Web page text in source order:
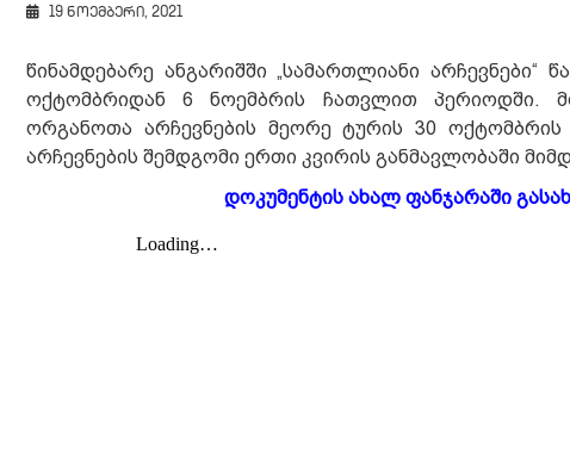
19 ნოემბერი, 2021
წინამდებარე ანგარიშში „სამართლიანი
ოქტომბრიდან 6 ნოემბრის ჩათვლით პერიოდში.
ორგანოთა არჩევნების მეორე ტურის 30
არჩევნების შემდგომი ერთი კვირის განმავლობაში
დოკუმენტის ახალ ფანჯარაში